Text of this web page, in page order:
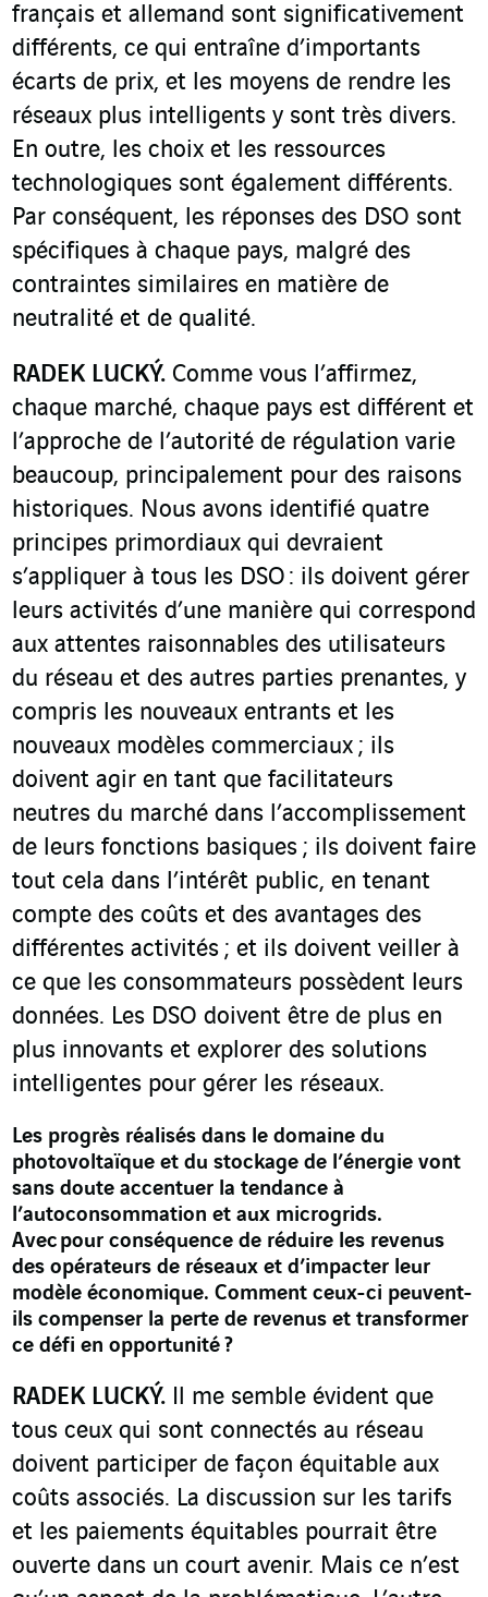
français et allemand sont significativement
différents, ce qui entraîne d’importants
écarts de prix, et les moyens de rendre les
réseaux plus intelligents y sont très divers.
En outre, les choix et les ressources
technologiques sont également différents.
Par conséquent, les réponses des DSO sont
spécifiques à chaque pays, malgré des
contraintes similaires en matière de
neutralité et de qualité.
RADEK LUCKÝ. Comme vous l’affirmez,
chaque marché, chaque pays est différent et
l’approche de l’autorité de régulation varie
beaucoup, principalement pour des raisons
historiques. Nous avons identifié quatre
principes primordiaux qui devraient
s’appliquer à tous les DSO : ils doivent gérer
leurs activités d’une manière qui correspond
aux attentes raisonnables des utilisateurs
du réseau et des autres parties prenantes, y
compris les nouveaux entrants et les
nouveaux modèles commerciaux ; ils
doivent agir en tant que facilitateurs
neutres du marché dans l’accomplissement
de leurs fonctions basiques ; ils doivent faire
tout cela dans l’intérêt public, en tenant
compte des coûts et des avantages des
différentes activités ; et ils doivent veiller à
ce que les consommateurs possèdent leurs
données. Les DSO doivent être de plus en
plus innovants et explorer des solutions
intelligentes pour gérer les réseaux.
Les progrès réalisés dans le domaine du
photovoltaïque et du stockage de l’énergie vont
sans doute accentuer la tendance à
l’autoconsommation et aux microgrids.
Avec pour conséquence de réduire les revenus
des opérateurs de réseaux et d’impacter leur
modèle économique. Comment ceux-ci peuvent-
ils compenser la perte de revenus et transformer
ce défi en opportunité ?
RADEK LUCKÝ. Il me semble évident que
tous ceux qui sont connectés au réseau
doivent participer de façon équitable aux
coûts associés. La discussion sur les tarifs
et les paiements équitables pourrait être
ouverte dans un court avenir. Mais ce n’est